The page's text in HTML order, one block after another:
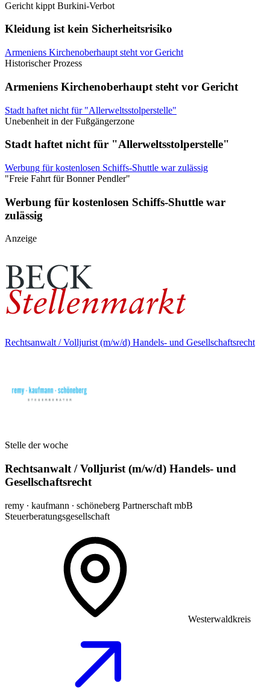
Gericht kippt Burkini-Verbot
Kleidung ist kein Sicherheitsrisiko
Armeniens Kirchenoberhaupt steht vor Gericht
Historischer Prozess
Armeniens Kirchenoberhaupt steht vor Gericht
Stadt haftet nicht für "Allerweltsstolperstelle"
Unebenheit in der Fußgängerzone
Stadt haftet nicht für "Allerweltsstolperstelle"
Werbung für kostenlosen Schiffs-Shuttle war zulässig
"Freie Fahrt für Bonner Pendler"
Werbung für kostenlosen Schiffs-Shuttle war
zulässig
Anzeige
Rechtsanwalt / Volljurist (m/w/d) Handels- und Gesellschaftsrecht
Stelle der woche
Rechtsanwalt / Volljurist (m/w/d) Handels- und
Gesellschaftsrecht
remy ∙ kaufmann ∙ schöneberg Partnerschaft mbB
Steuerberatungsgesellschaft
Westerwaldkreis